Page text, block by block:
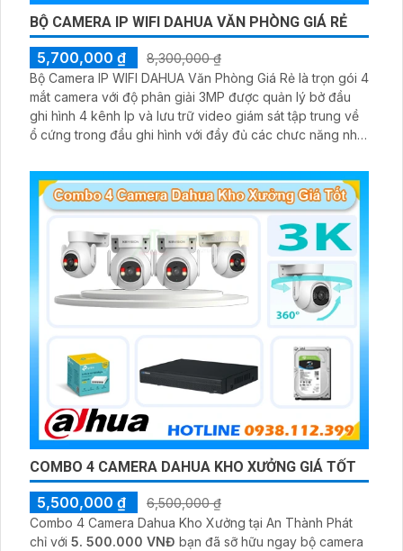
BỘ CAMERA IP WIFI DAHUA VĂN PHÒNG GIÁ RẺ
5,700,000 ₫
8,300,000 ₫
Bộ Camera IP WIFI DAHUA Văn Phòng Giá Rẻ là trọn gói 4
mắt camera với độ phân giải 3MP được quản lý bở đầu
ghi hình 4 kênh Ip và lưu trữ video giám sát tập trung về
ổ cứng trong đầu ghi hình với đầy đủ các chưc năng như
giám sát có màu vào ban đêm
COMBO 4 CAMERA DAHUA KHO XƯỞNG GIÁ TỐT
5,500,000 ₫
6,500,000 ₫
Combo 4 Camera Dahua Kho Xưởng tại An Thành Phát
chỉ với 5. 500.000 VNĐ bạn đã sỡ hữu ngay bộ camera